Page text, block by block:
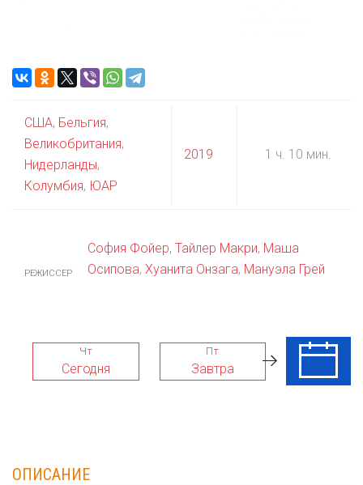
США, Бельгия,
Великобритания,
Нидерланды,
Колумбия, ЮАР
2019 1 ч. 10 мин.
РЕЖИССЕР
София Фойер, Тайлер Макри, Маша
Осипова, Хуанита Онзага, Мануэла Грей
Чт
Сегодня
Пт
Завтра
Сб
ОПИСАНИЕ